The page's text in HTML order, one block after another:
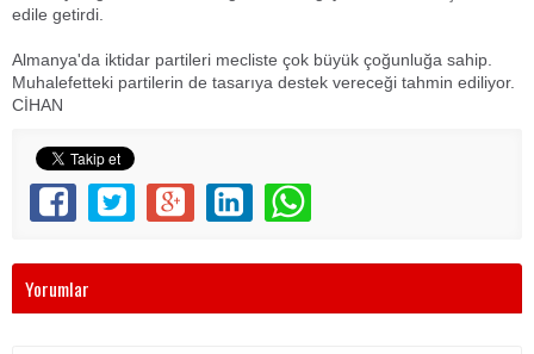
edile getirdi.
Almanya'da iktidar partileri mecliste çok büyük çoğunluğa sahip.
Muhalefetteki partilerin de tasarıya destek vereceği tahmin ediliyor.
CİHAN
Yorumlar